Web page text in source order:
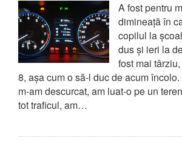
A fost pentru
dimineață în
copilul la
dus și ieri la
fost mai
8, așa cum o să-l duc de acum
m-am descurcat, am luat-o pe un
tot traficul, am…